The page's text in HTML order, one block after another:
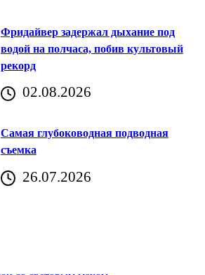
Фридайвер задержал дыхание под
водой на полчаса, побив культовый
рекорд
02.08.2026
Самая глубоководная подводная
съемка
26.07.2026